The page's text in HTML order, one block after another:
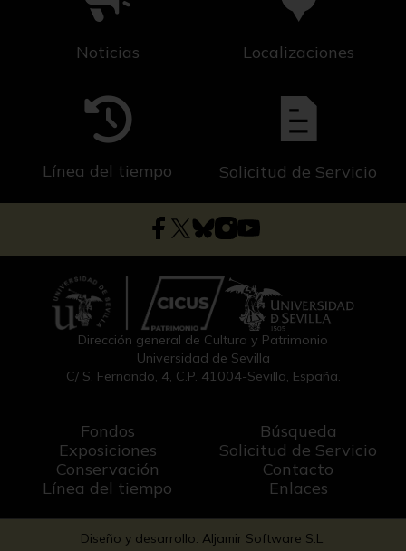
Noticias Localizaciones
Línea del tiempo Solicitud de Servicio
Dirección general de Cultura y Patrimonio
Universidad de Sevilla
C/ S. Fernando, 4, C.P. 41004-Sevilla, España.
Fondos
Exposiciones
Conservación
Línea del tiempo
Búsqueda
Solicitud de Servicio
Contacto
Enlaces
Diseño y desarrollo: Aljamir Software S.L.